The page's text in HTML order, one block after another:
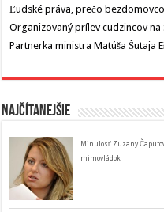
Ľudské práva, prečo
Organizovaný prílev cudzincov na
Partnerka ministra Matúša Šutaja
Najčítanejšie
Minulosť Zuzany
mimovládok